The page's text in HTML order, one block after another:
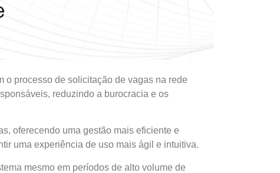
o processo de solicitação de vagas na rede
reduzindo a burocracia e os
oferecendo uma gestão mais eficiente e
uma experiência de uso mais ágil e intuitiva.
mesmo em períodos de alto volume de